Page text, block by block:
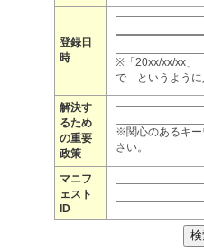
登録日
時
※「20xx/xx/xx
で というように
解決す
るため
の重要
政策
※関心のあるキー
さい。
マニフ
ェスト
ID